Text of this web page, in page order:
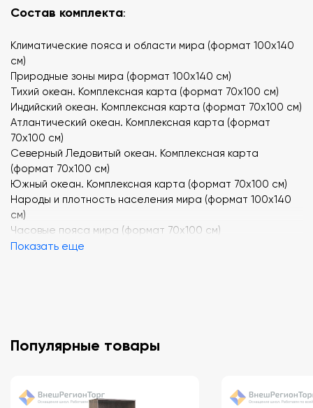
Состав комплекта:
Климатические пояса и области мира (формат 100х140
см)
Природные зоны мира (формат 100х140 см)
Тихий океан. Комплексная карта (формат 70х100 см)
Индийский океан. Комплексная карта (формат 70х100 см)
Атлантический океан. Комплексная карта (формат
70х100 см)
Северный Ледовитый океан. Комплексная карта
(формат 70х100 см)
Южный океан. Комплексная карта (формат 70х100 см)
Народы и плотность населения мира (формат 100х140
см)
Часовые пояса мира (формат 70х100 см)
Строение земной коры и полезные ископаемые мира
Почвенная карта мира (формат 100х140 см)
Африка. Физическая карта (формат 70х100 см)
см)
Показать еще
Популярные товары